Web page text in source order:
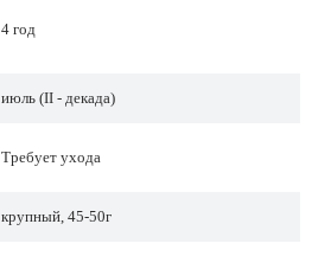
4 год
июль (II - декада)
Требует ухода
крупный, 45-50г